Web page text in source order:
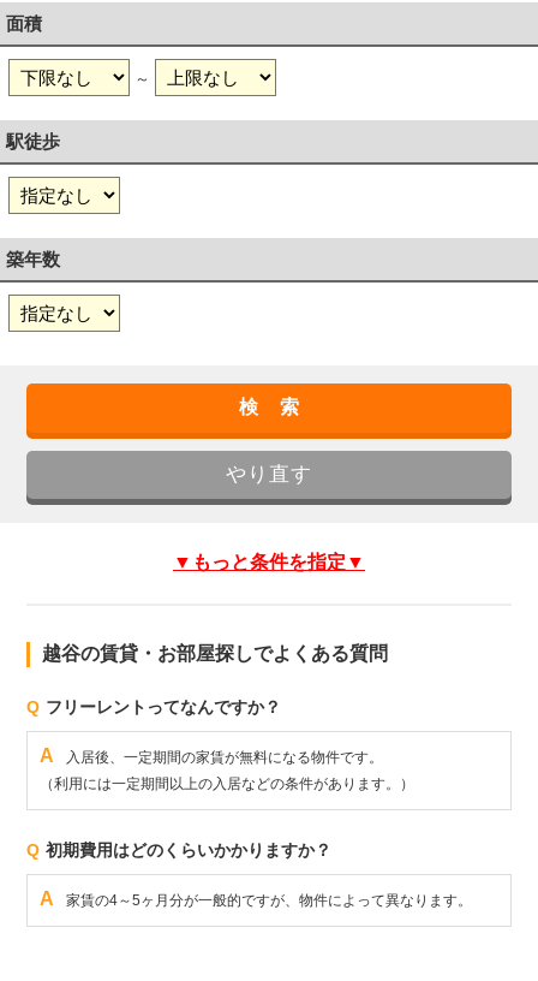
面積
～
駅徒歩
築年数
▼もっと条件を指定▼
越谷の賃貸・お部屋探しでよくある質問
Q フリーレントってなんですか？
A
入居後、一定期間の家賃が無料になる物件です。
（利用には一定期間以上の入居などの条件があります。）
Q 初期費用はどのくらいかかりますか？
A 家賃の4～5ヶ月分が一般的ですが、物件によって異なります。